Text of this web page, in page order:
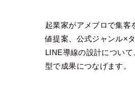
起業家がアメブロで集客
値提案、公式ジャンル×
LINE導線の設計につい
型で成果につなげます。